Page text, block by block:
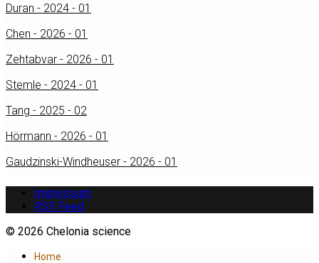
Duran - 2024 - 01
Chen - 2026 - 01
Zehtabvar - 2026 - 01
Stemle - 2024 - 01
Tang - 2025 - 02
Hörmann - 2026 - 01
Gaudzinski-Windheuser - 2026 - 01
Impressum
RSS Feed
© 2026 Chelonia science
Home